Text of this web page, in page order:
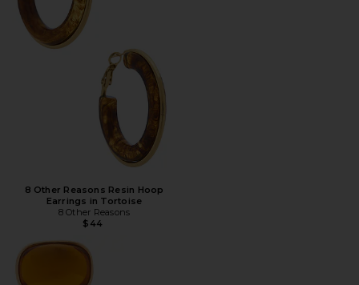
8 Other Reasons Resin Hoop
Earrings in Tortoise
8 Other Reasons
$44